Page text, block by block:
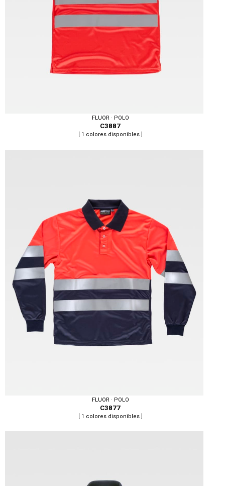
Tallas: S, M, L, XL, XXL, 3XL
FLUOR · POLO
C3887
[ 1 colores disponibles ]
FLUOR · POLO
C3877
[ 1 colores disponibles ]